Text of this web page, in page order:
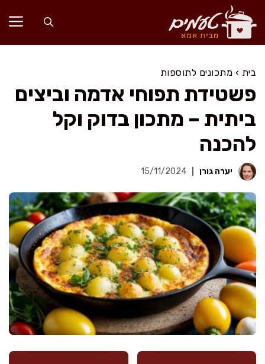
לדלג
לתוכן
בית › מתכונים לתוספות
פשטידת תפוחי אדמה וביצים
ביתית – מתכון בדוק וקל
להכנה
יערה גורן 15/11/2024